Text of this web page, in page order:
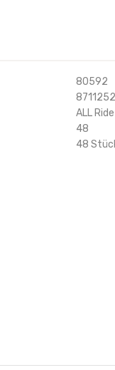
80592
ALL Ride
48
48